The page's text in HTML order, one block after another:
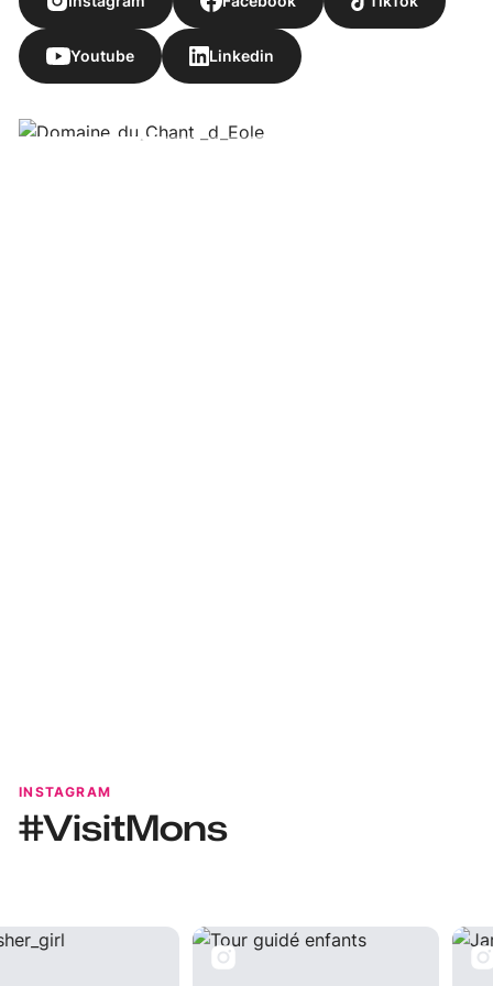
Youtube Linkedin
INSTAGRAM
#VisitMons